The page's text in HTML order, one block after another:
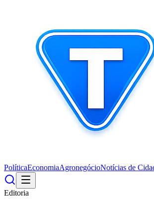
PolíticaEconomiaAgronegócioNotícias de
Editoria